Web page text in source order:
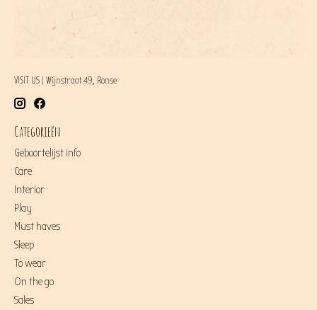
VISIT US | Wijnstraat 49, Ronse
Categorieën
Geboortelijst info
Care
Interior
Play
Must haves
Sleep
To wear
On the go
Sales